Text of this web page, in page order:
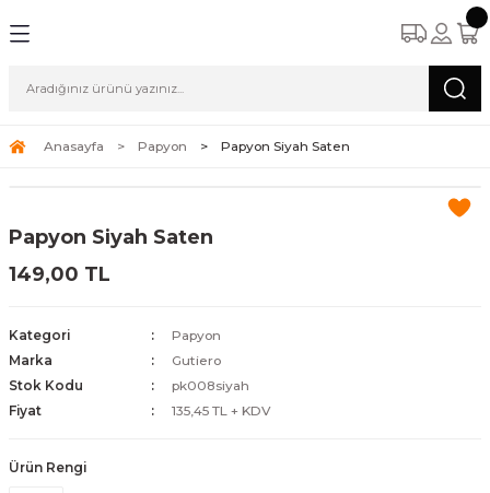
Anasayfa Papyon Papyon Siyah Saten
Papyon Siyah Saten
149,00 TL
Kategori
Papyon
Marka
Gutiero
Stok Kodu
pk008siyah
Fiyat
135,45 TL + KDV
Ürün Rengi